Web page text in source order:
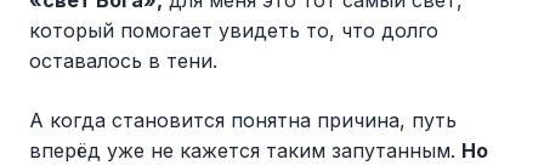
который помогает увидеть то, что долго
оставалось в тени.
А когда становится понятна причина, путь
вперёд уже не кажется таким запутанным. Но